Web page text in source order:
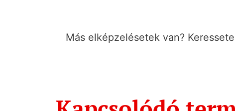
Más elképzelésetek van?